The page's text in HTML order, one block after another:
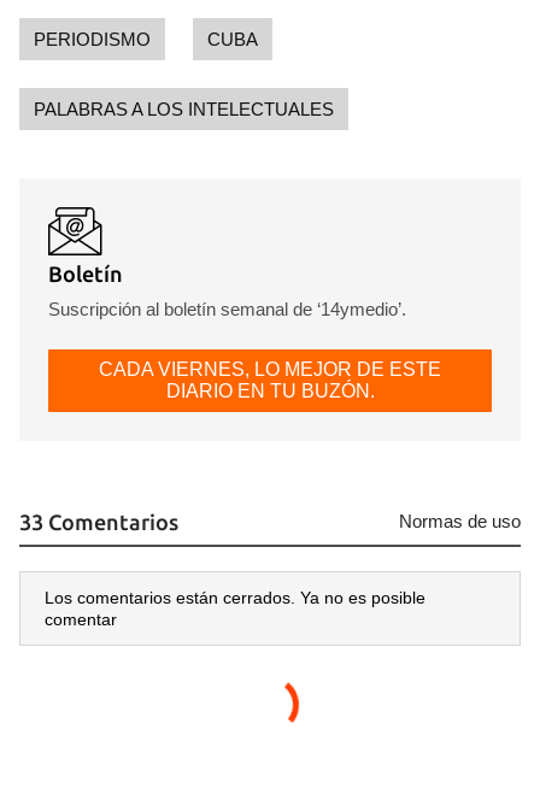
Para poder guardar como favorito, primero has de
iniciar sesión con tu cuenta de 14ymedio.
INICIAR SESIÓN
PERIODISMO CUBA
PALABRAS A LOS INTELECTUALES
Boletín
Suscripción al boletín semanal de ‘14ymedio’.
CADA VIERNES, LO MEJOR DE ESTE
DIARIO EN TU BUZÓN.
33 Comentarios Normas de uso
Los comentarios están cerrados. Ya no es posible
comentar